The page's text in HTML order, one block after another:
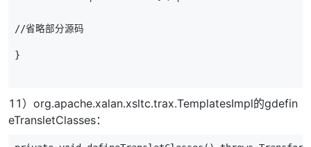
//省略部分源码
}
11）org.apache.xalan.xsltc.trax.TemplatesImpl的gdefin
eTransletClasses：